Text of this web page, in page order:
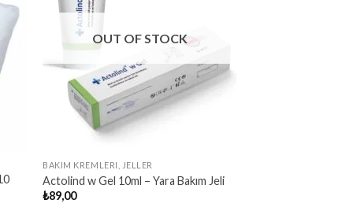
OUT OF STOCK
BAKIM KREMLERI, JELLER
Actolind w Gel 10ml – Yara Bakım Jeli
₺89,00